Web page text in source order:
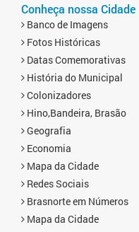
Conheça nossa Cidade
Banco de Imagens
Fotos Históricas
Datas Comemorativas
História do Municipal
Colonizadores
Hino,Bandeira, Brasão
Geografia
Economia
Mapa da Cidade
Redes Sociais
Brasnorte em Números
Mapa da Cidade